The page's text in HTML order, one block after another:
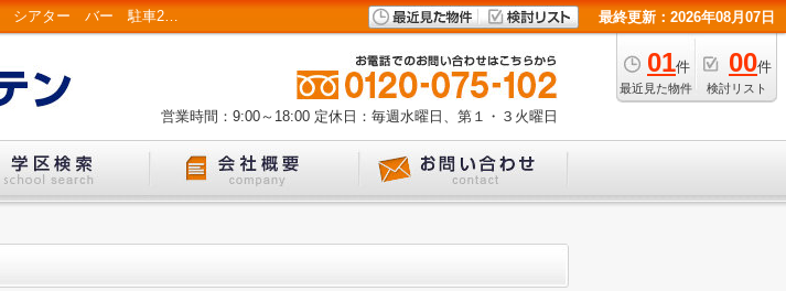
K21430-金閣｜市バス「金閣寺道」停徒歩3分 4SLDK＋WIC ビリヤード シアター バー 駐車2台可 トイレ2箇所 ドライルーム テラス 書斎 IH4口コンロ 蓄電池 太陽光パネル ｜京都市左京区・北区 戸建て・マンション | LIXIL不動産ショップ テン 最終更新：2026年08月07日
01件
最近見た物件
00件
検討リスト
営業時間：9:00～18:00 定休日：毎週水曜日、第１・３火曜日